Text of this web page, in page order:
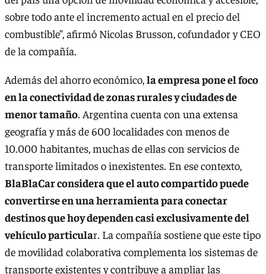
sobre todo ante el incremento actual en el precio del
combustible”, afirmó Nicolas Brusson, cofundador y CEO
de la compañía.
Además del ahorro económico,la empresa pone el foco
en la conectividad de zonas rurales y ciudades de
menor tamaño. Argentina cuenta con una extensa
geografía y más de 600 localidades con menos de
10.000 habitantes, muchas de ellas con servicios de
transporte limitados o inexistentes. En ese contexto,
BlaBlaCar considera que el auto compartido puede
convertirse en una herramienta para conectar
destinos que hoy dependen casi exclusivamente del
vehículo particular. La compañía sostiene que este tipo
de movilidad colaborativa complementa los sistemas de
transporte existentes y contribuye a ampliar las